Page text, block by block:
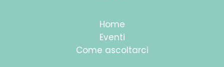
Home
Eventi
Come ascoltarci